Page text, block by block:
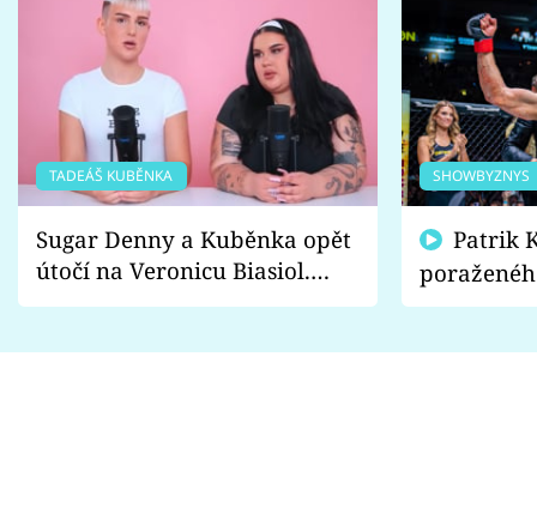
TADEÁŠ KUBĚNKA
Sugar Denny a Kuběnka opět
útočí na Veronicu Biasiol.
Proč je podle nich falešná a
SHOWBYZNYS
fanoušci